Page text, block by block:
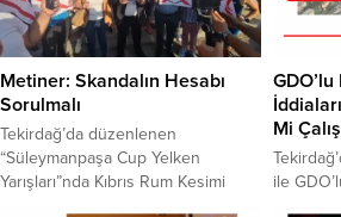
Metiner: Skandalın Hesabı
Sorulmalı
Tekirdağ’da düzenlenen
“Süleymanpaşa Cup Yelken
Yarışları”nda Kıbrıs Rum Kesimi
GDO’lu
Mi
ile